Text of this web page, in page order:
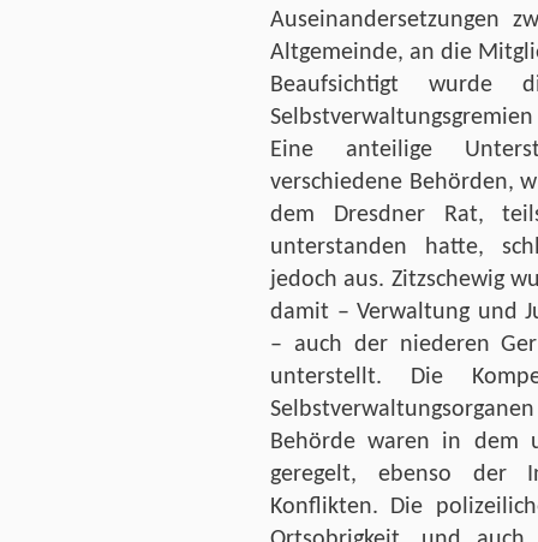
Auseinandersetzungen
Altgemeinde, an die
Beaufsichtigt wurde
Eine anteilige
verschiedene Behörden,
dem Dresdner Rat,
unterstanden hatte,
jedoch aus. Zitzschewig
damit – Verwaltung und
– auch der niederen
unterstellt. Die
Behörde waren in dem
geregelt, ebenso der
Konflikten. Die